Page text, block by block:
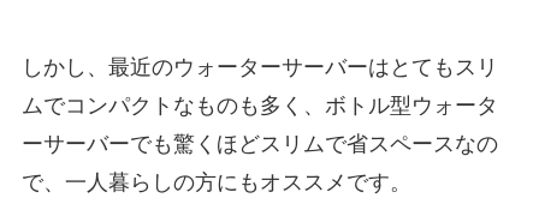
しかし、最近のウォーターサーバーはとてもスリ
ムでコンパクトなものも多く、 ボトル型ウォータ
ーサーバーでも驚くほどスリムで省スペース なの
で、一人暮らしの方にもオススメです。